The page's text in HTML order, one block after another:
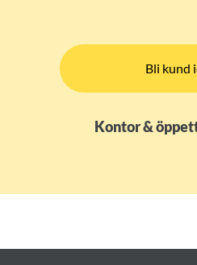
Bli kund
Kontor &